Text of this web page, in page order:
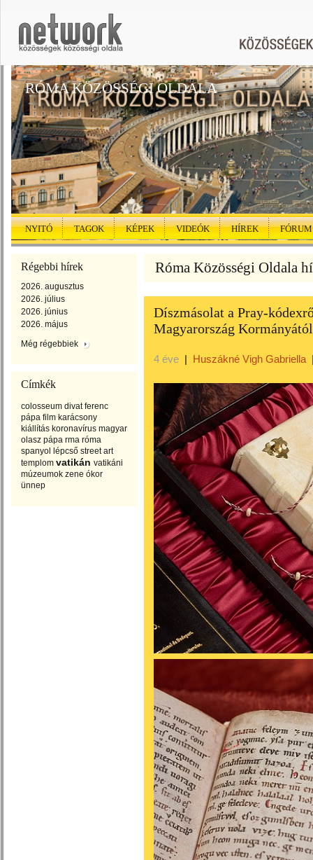
RÓMA KÖZÖSSÉGI OLDALA
NYITÓ TAGOK KÉPEK VIDEÓK HÍREK FÓRUM
Régebbi hírek
2026. augusztus
2026. július
2026. június
2026. május
Még régebbiek
Címkék
colosseum divat ferenc
pápa film karácsony
kiállítás koronavírus magyar
olasz pápa rma róma
spanyol lépcső street art
templom vatikán vatikáni
múzeumok zene ókor
ünnep
Róma Közösségi Oldala
Díszmásolat a Pray-
Magyarország
4 éve | Huszákné Vigh Gabriella